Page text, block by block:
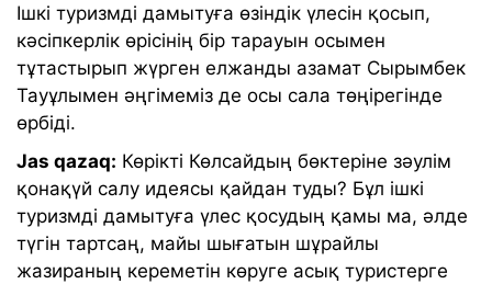
Ішкі туризмді дамытуға өзіндік үлесін қосып,
кәсіпкерлік өрісінің бір тарауын осымен
тұтастырып жүрген елжанды азамат Сырымбек
Тауұлымен әңгімеміз де осы сала төңірегінде
өрбіді.
Jas qazaq: Көрікті Көлсайдың бөктеріне зәулім
қонақүй салу идеясы қайдан туды? Бұл ішкі
туризмді дамытуға үлес қосудың қамы ма, әлде
түгін тартсаң, майы шығатын шұрайлы
жазираның кереметін көруге асық туристерге